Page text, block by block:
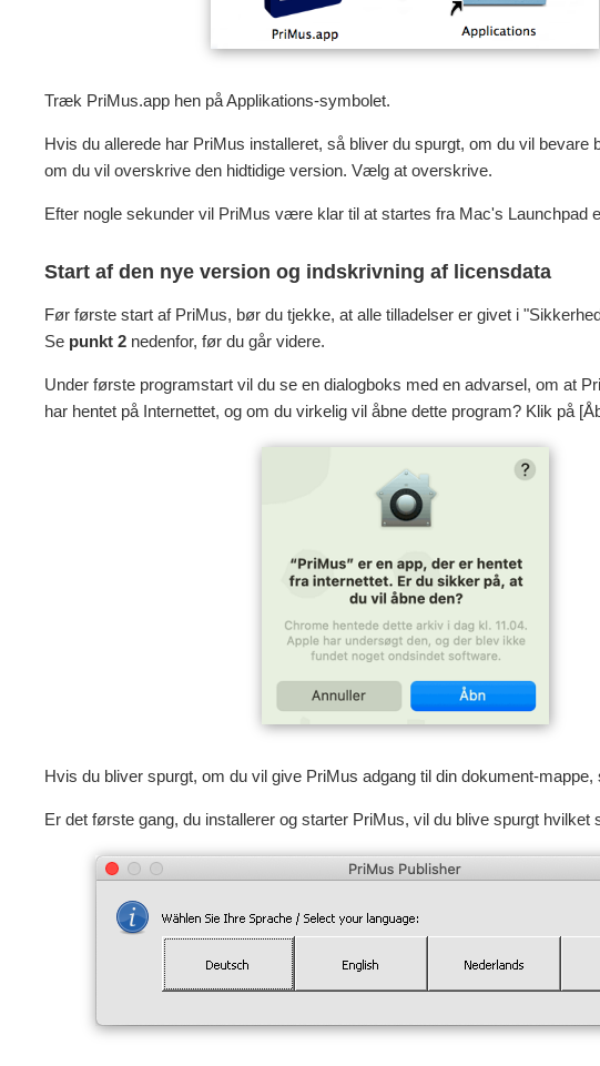
Træk PriMus.app hen på Applikations-symbolet.
Hvis du allerede har PriMus installeret, så bliver du spurgt, om du vil bevare
om du vil overskrive den hidtidige version. Vælg at overskrive.
Efter nogle sekunder vil PriMus være klar til at startes fra Mac's Launchpad
Start af den nye version og indskrivning af licensdata
Før første start af PriMus, bør du tjekke, at alle tilladelser er givet i
Se punkt 2 nedenfor, før du går videre.
Under første programstart vil du se en dialogboks med en advarsel, om at
har hentet på Internettet, og om du virkelig vil åbne dette program? Klik på
Hvis du bliver spurgt, om du vil give PriMus adgang til din dokument-mappe,
Er det første gang, du installerer og starter PriMus, vil du blive spurgt hvilket